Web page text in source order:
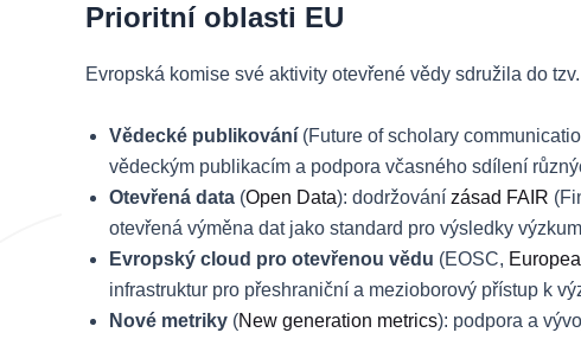
Prioritní oblasti EU
Evropská komise své aktivity otevřené vědy sdružila do tzv.
Vědecké publikování (Future of scholary
vědeckým publikacím a podpora včasného sdílení
Otevřená data (Open Data): dodržování zásad FAIR
otevřená výměna dat jako standard pro výsledky
Evropský cloud pro otevřenou vědu (EOSC,
infrastruktur pro přeshraniční a mezioborový přístup k
Nové metriky (New generation metrics): podpora a